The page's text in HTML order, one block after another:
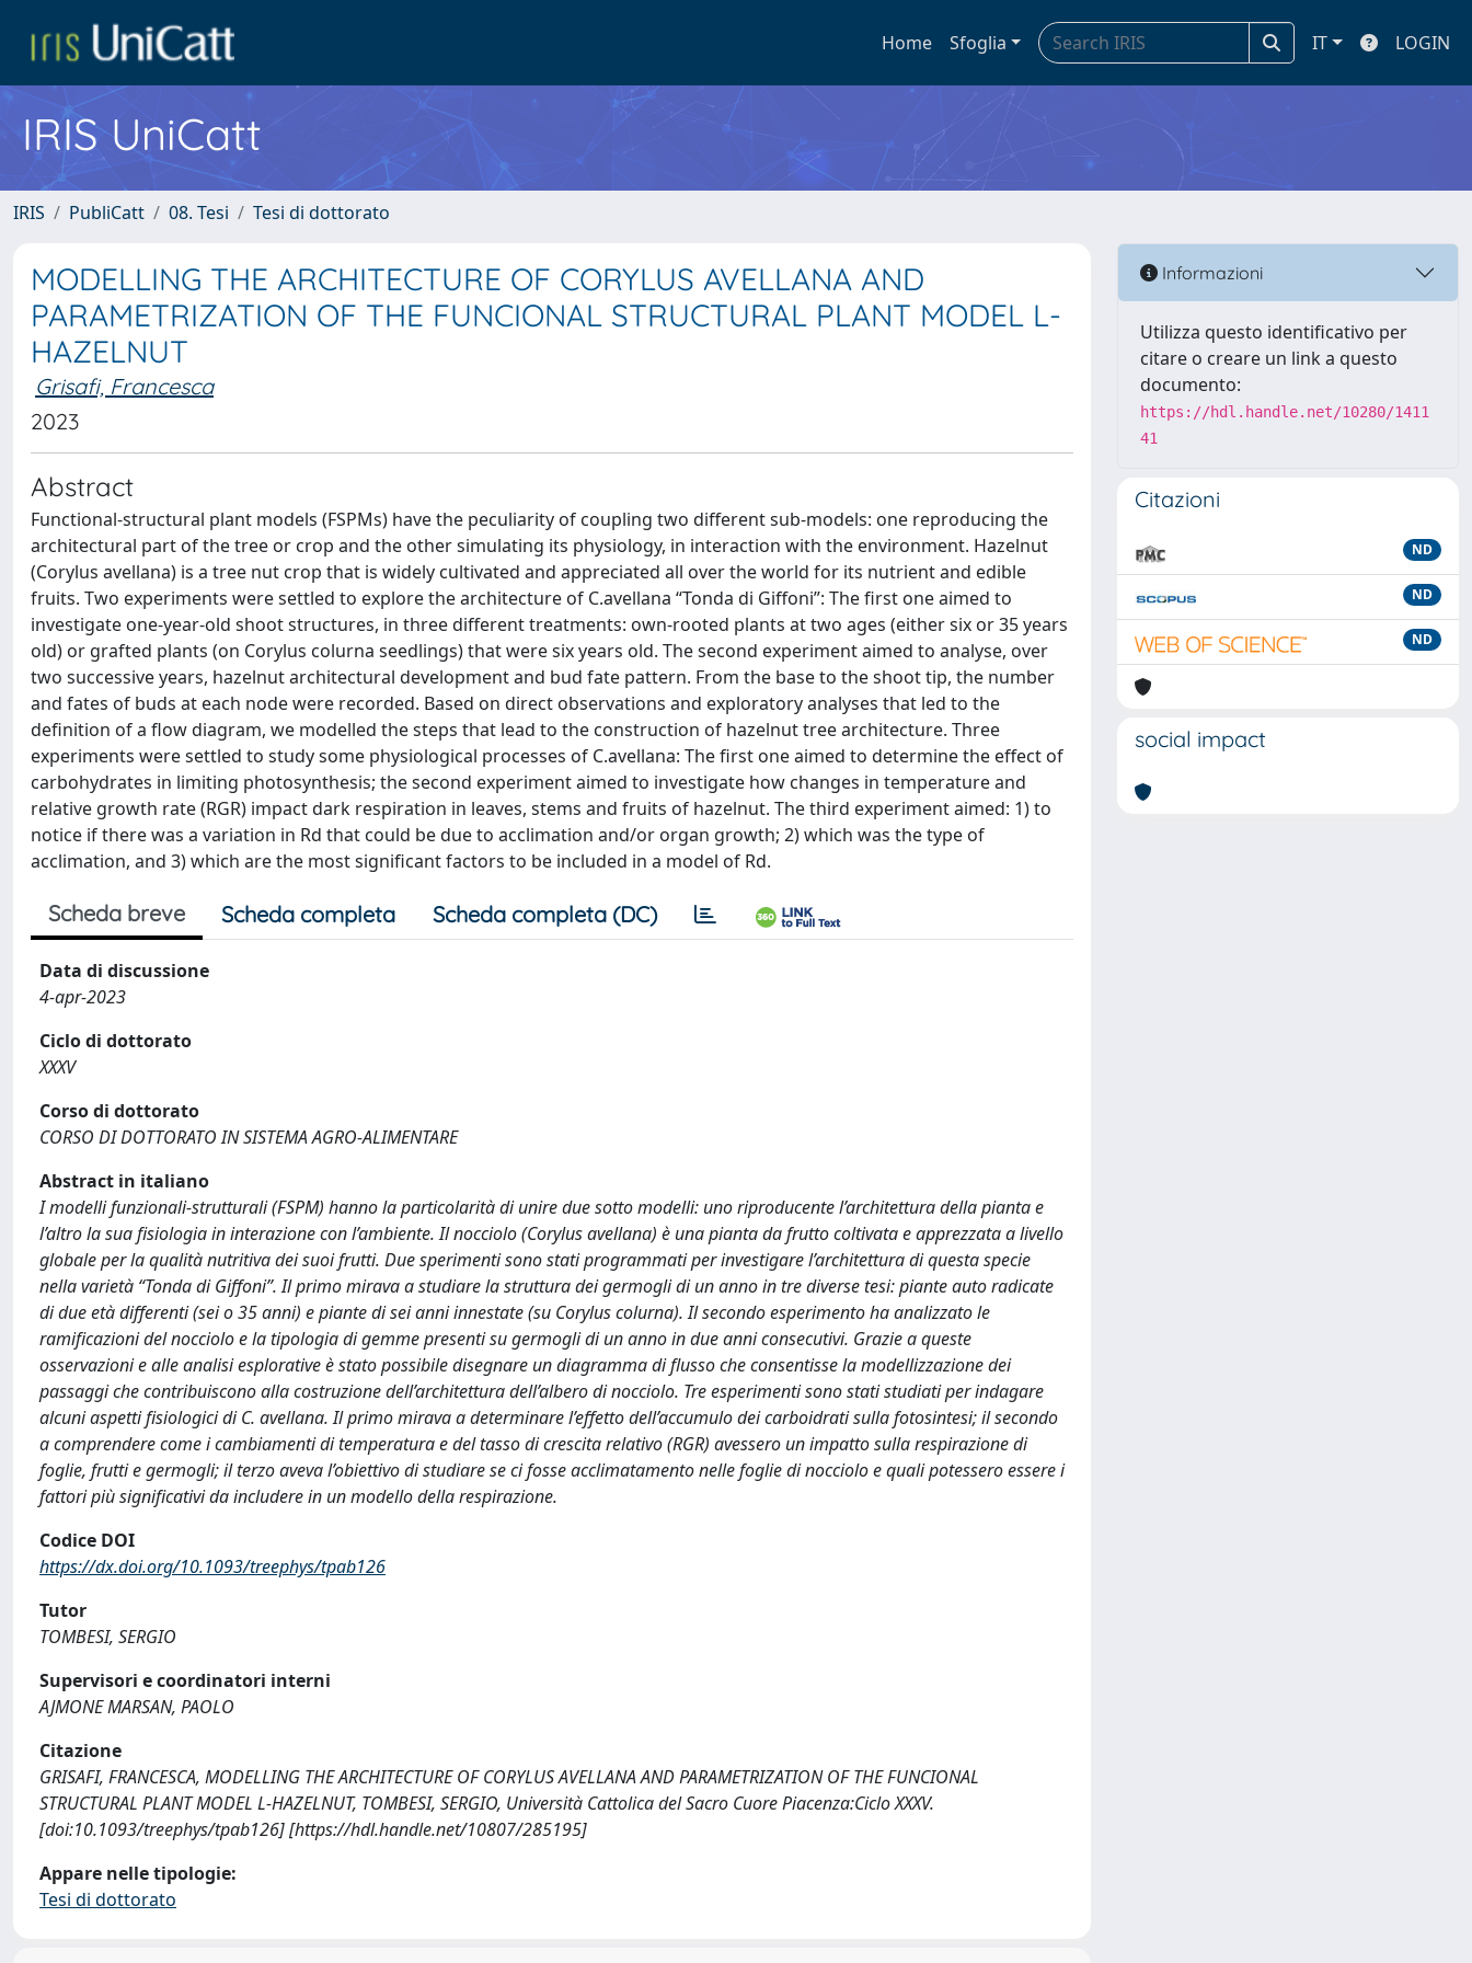
Home Sfoglia IT LOGIN
IRIS UniCatt
IRIS PubliCatt 08. Tesi Tesi di dottorato
MODELLING THE ARCHITECTURE OF CORYLUS AVELLANA AND
PARAMETRIZATION OF THE FUNCIONAL STRUCTURAL PLANT MODEL L-
HAZELNUT
Grisafi, Francesca
2023
Abstract
Functional-structural plant models (FSPMs) have the peculiarity of coupling two different sub-models: one reproducing the
architectural part of the tree or crop and the other simulating its physiology, in interaction with the environment. Hazelnut
(Corylus avellana) is a tree nut crop that is widely cultivated and appreciated all over the world for its nutrient and edible
fruits. Two experiments were settled to explore the architecture of C.avellana “Tonda di Giffoni”: The first one aimed to
investigate one-year-old shoot structures, in three different treatments: own-rooted plants at two ages (either six or 35 years
old) or grafted plants (on Corylus colurna seedlings) that were six years old. The second experiment aimed to analyse, over
two successive years, hazelnut architectural development and bud fate pattern. From the base to the shoot tip, the number
and fates of buds at each node were recorded. Based on direct observations and exploratory analyses that led to the
definition of a flow diagram, we modelled the steps that lead to the construction of hazelnut tree architecture. Three
experiments were settled to study some physiological processes of C.avellana: The first one aimed to determine the effect of
carbohydrates in limiting photosynthesis; the second experiment aimed to investigate how changes in temperature and
relative growth rate (RGR) impact dark respiration in leaves, stems and fruits of hazelnut. The third experiment aimed: 1) to
notice if there was a variation in Rd that could be due to acclimation and/or organ growth; 2) which was the type of
acclimation, and 3) which are the most significant factors to be included in a model of Rd.
Scheda breve Scheda completa Scheda completa (DC)
Data di discussione
4-apr-2023
Ciclo di dottorato
XXXV
Corso di dottorato
CORSO DI DOTTORATO IN SISTEMA AGRO-ALIMENTARE
Abstract in italiano
I modelli funzionali-strutturali (FSPM) hanno la particolarità di unire due sotto modelli: uno riproducente l’architettura della pianta e
l’altro la sua fisiologia in interazione con l’ambiente. Il nocciolo (Corylus avellana) è una pianta da frutto coltivata e apprezzata a livello
globale per la qualità nutritiva dei suoi frutti. Due sperimenti sono stati programmati per investigare l’architettura di questa specie
nella varietà “Tonda di Giffoni”. Il primo mirava a studiare la struttura dei germogli di un anno in tre diverse tesi: piante auto radicate
di due età differenti (sei o 35 anni) e piante di sei anni innestate (su Corylus colurna). Il secondo esperimento ha analizzato le
ramificazioni del nocciolo e la tipologia di gemme presenti su germogli di un anno in due anni consecutivi. Grazie a queste
osservazioni e alle analisi esplorative è stato possibile disegnare un diagramma di flusso che consentisse la modellizzazione dei
passaggi che contribuiscono alla costruzione dell’architettura dell’albero di nocciolo. Tre esperimenti sono stati studiati per indagare
alcuni aspetti fisiologici di C. avellana. Il primo mirava a determinare l’effetto dell’accumulo dei carboidrati sulla fotosintesi; il secondo
a comprendere come i cambiamenti di temperatura e del tasso di crescita relativo (RGR) avessero un impatto sulla respirazione di
foglie, frutti e germogli; il terzo aveva l’obiettivo di studiare se ci fosse acclimatamento nelle foglie di nocciolo e quali potessero essere i
fattori più significativi da includere in un modello della respirazione.
Codice DOI
https://dx.doi.org/10.1093/treephys/tpab126
Tutor
TOMBESI, SERGIO
Supervisori e coordinatori interni
AJMONE MARSAN, PAOLO
Citazione
GRISAFI, FRANCESCA, MODELLING THE ARCHITECTURE OF CORYLUS AVELLANA AND PARAMETRIZATION OF THE FUNCIONAL
STRUCTURAL PLANT MODEL L-HAZELNUT, TOMBESI, SERGIO, Università Cattolica del Sacro Cuore Piacenza:Ciclo XXXV.
[doi:10.1093/treephys/tpab126] [https://hdl.handle.net/10807/285195]
Appare nelle tipologie:
Tesi di dottorato
Informazioni
Utilizza questo identificativo per
citare o creare un link a questo
documento:
https://hdl.handle.net/10280/1411
41
Citazioni
ND
ND
ND
social impact